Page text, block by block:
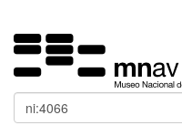
Buscar